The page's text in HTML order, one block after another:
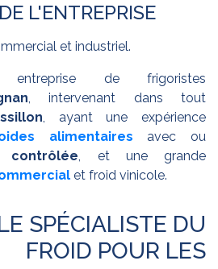
L'ENTREPRISE
et industriel.
de frigoristes
, intervenant dans tout
, ayant une expérience
alimentaires avec ou
contrôlée, et une grande
et froid vinicole.
SPÉCIALISTE DU
FROID POUR LES